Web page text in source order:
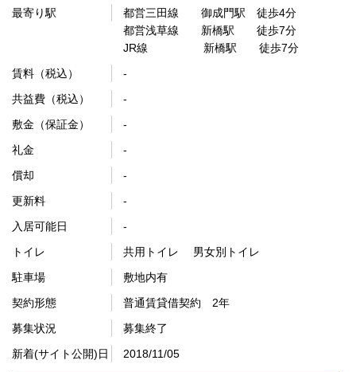
最寄り駅
都営三田線 御成門駅 徒歩4分
都営浅草線 新橋駅 徒歩7分
JR線 新橋駅 徒歩7分
賃料（税込）
-
共益費（税込）
-
敷金（保証金）
-
礼金
-
償却
-
更新料
-
入居可能日
-
トイレ
共用トイレ 男女別トイレ
駐車場
敷地内有
契約形態
普通賃貸借契約 2年
募集状況
募集終了
新着(サイト公開)日
2018/11/05